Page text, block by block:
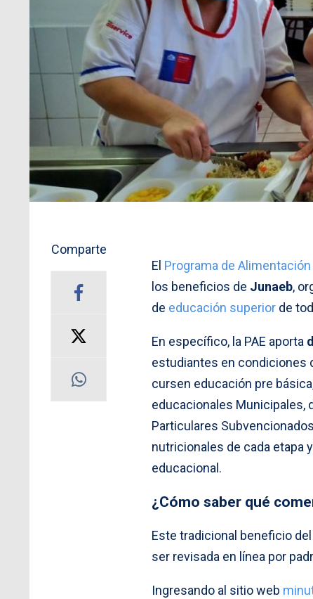
Comparte
El Programa de Alimentación
los beneficios de Junaeb,
de educación superior de
En específico, la PAE aporta
estudiantes en condiciones
cursen educación pre
educacionales Municipales,
Particulares
nutricionales de cada etapa
educacional.
¿Cómo saber qué
Este tradicional beneficio
ser revisada en línea por
Ingresando al sitio web